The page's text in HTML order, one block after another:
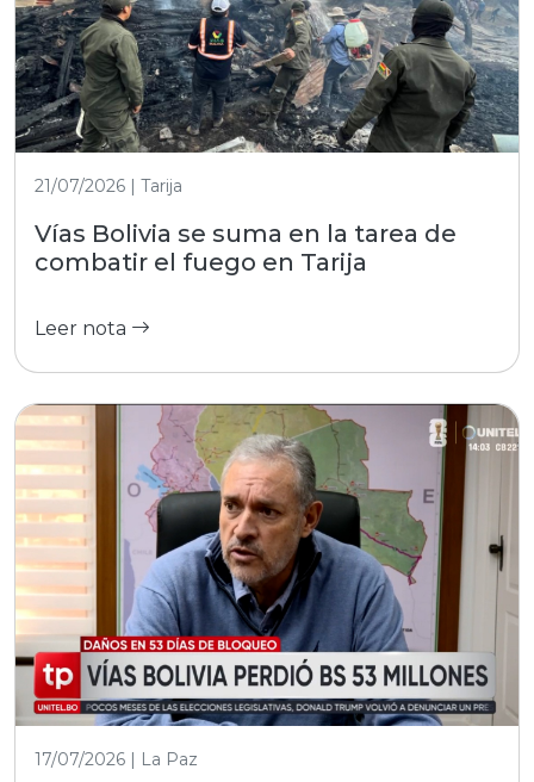
21/07/2026 | Tarija
Vías Bolivia se suma en la tarea de
combatir el fuego en Tarija
Leer nota
17/07/2026 | La Paz